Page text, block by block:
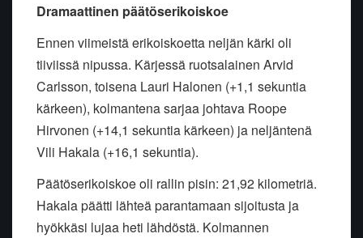
Dramaattinen päätöserikoiskoe
Ennen viimeistä erikoiskoetta neljän kärki oli
tiiviissä nipussa. Kärjessä ruotsalainen Arvid
Carlsson, toisena Lauri Halonen (+1,1 sekuntia
kärkeen), kolmantena sarjaa johtava Roope
Hirvonen (+14,1 sekuntia kärkeen) ja neljäntenä
Vili Hakala (+16,1 sekuntia).
Päätöserikoiskoe oli rallin pisin: 21,92 kilometriä.
Hakala päätti lähteä parantamaan sijoitusta ja
hyökkäsi lujaa heti lähdöstä. Kolmannen